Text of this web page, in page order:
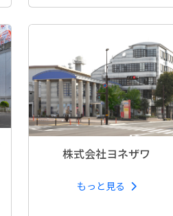
株式会社ヨネザワ
もっと見る